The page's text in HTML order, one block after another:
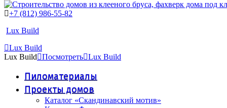
+7 (812) 986-55-82
Lux Build
Lux Build
Lux Build
Посмотреть Lux Build
Пиломатериалы
Проекты домов
Каталог «Скандинавский мотив»